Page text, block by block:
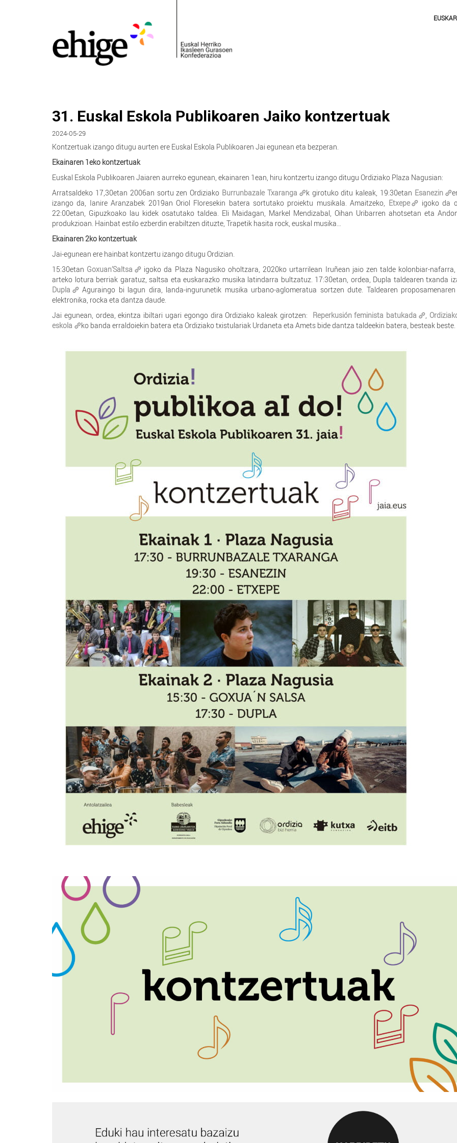
31. Euskal Eskola Publikoaren Jaiko kontzertuak
2024-05-29
Kontzertuak izango ditugu aurten ere Euskal Eskola Publikoaren Jai egunean eta bezperan.
Ekainaren 1eko kontzertuak
Euskal Eskola Publikoaren Jaiaren aurreko egunean, ekainaren 1ean, hiru kontzertu izango ditugu Ordiziako Plaza Nagusian:
Arratsaldeko 17,30etan 2006an sortu zen Ordiziako Burrunbazale Txaranga k girotuko ditu kaleak, 19:30etan Esanezin
izango da, Ianire Aranzabek 2019an Oriol Floresekin batera sortutako proiektu musikala. Amaitzeko, Etxepe
igoko da
22:00etan, Gipuzkoako lau kidek osatutako taldea. Eli Maidagan, Markel Mendizabal, Oihan Uribarren ahotsetan eta
produkzioan. Hainbat estilo ezberdin erabiltzen dituzte, Trapetik hasita rock, euskal musika…
Ekainaren 2ko kontzertuak
Jai-egunean ere hainbat kontzertu izango ditugu Ordizian.
15:30etan Goxuan’Saltsa
igoko da Plaza Nagusiko oholtzara, 2020ko urtarrilean Iruñean jaio zen talde kolonbiar-
arteko lotura berriak garatuz, saltsa eta euskarazko musika latindarra bultzatuz. 17:30etan, ordea, Dupla taldearen txanda
Dupla
Aguraingo bi lagun dira, landa-ingurunetik musika urbano-aglomeratua sortzen dute. Taldearen
elektronika, rocka eta dantza daude.
Jai egunean, ordea, ekintza ibiltari ugari egongo dira Ordiziako kaleak girotzen: Reperkusión feminista batukada ,
eskola
ko banda erraldoiekin batera eta Ordiziako txistulariak Urdaneta eta Amets bide dantza taldeekin batera, besteak beste.